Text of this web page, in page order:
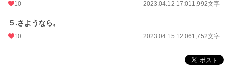
10 2023.04.12 17:011,992文字
５.さようなら。
10 2023.04.15 12:061,752文字